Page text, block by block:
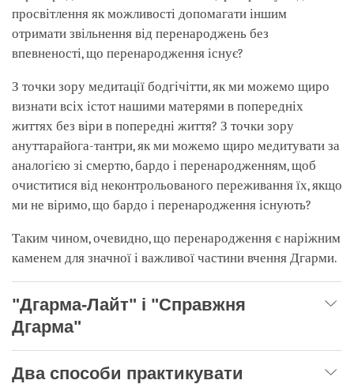
просвітлення як можливості допомагати іншим
отримати звільнення від перенароджень без
впевненості, що перенародження існує?
З точки зору медитації бодгічітти, як ми можемо щиро
визнати всіх істот нашими матерями в попередніх
життях без віри в попередні життя? З точки зору
ануттарайога-тантри, як ми можемо щиро медитувати за
аналогією зі смертю, бардо і перенародженням, щоб
очиститися від неконтрольованого переживання їх, якщо
ми не віримо, що бардо і перенародження існують?
Таким чином, очевидно, що перенародження є наріжним
каменем для значної і важливої частини вчення Дгарми.
"Дгарма-Лайт" і "Справжня
Дгарма"
Два способи практикувати